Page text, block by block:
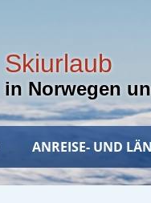
Skiurlaub
in Norwegen
ANREISE- UND